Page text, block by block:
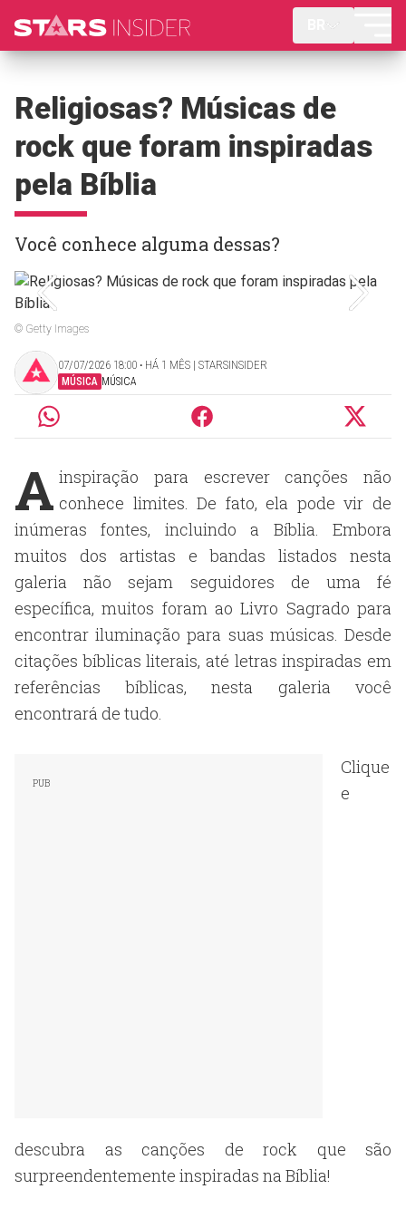
Religiosas? Músicas de
rock que foram inspiradas
pela Bíblia
Você conhece alguma dessas?
© Getty Images
07/07/2026 18:00 ‧ HÁ 1 MÊS | STARSINSIDER
MÚSICA MÚSICA
A inspiração para escrever canções não
conhece limites. De fato, ela pode vir de
inúmeras fontes, incluindo a Bíblia. Embora
muitos dos artistas e bandas listados nesta
galeria não sejam seguidores de uma fé
específica, muitos foram ao Livro Sagrado para
encontrar iluminação para suas músicas. Desde
citações bíblicas literais, até letras inspiradas em
referências bíblicas, nesta galeria você
encontrará de tudo.
Clique
e
descubra as canções de rock que são
surpreendentemente inspiradas na Bíblia!